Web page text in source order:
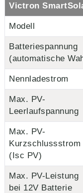
Victron
Modell
Batteriespannung
(automatische
Nennladestrom
Max. PV-
Leerlaufspannung
Max. PV-
Kurzschlussstrom
(Isc PV)
Max. PV-Leistung
bei 12V Batterie